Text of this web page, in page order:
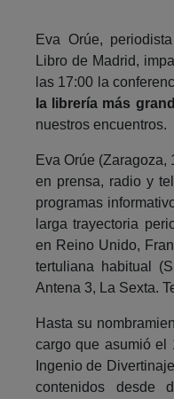
Eva Orúe,
Libro de Madrid,
las 17:00 la
la librería más
nuestros encuentros.
Eva Orúe
en prensa, radio y
programas
larga trayectoria
en Reino Unido,
tertuliana habitual
Antena 3, La Sexta.
Hasta su
cargo que asumió el
Ingenio de
contenidos desde